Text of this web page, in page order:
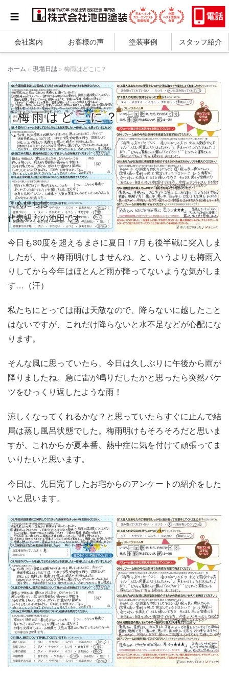
会社案内 お客様の声 塗装事例 スタッフ紹介
ホーム » 現場日誌 » 梅雨はどこに？
梅雨はどこに？
こんにちは
代表親方の池田です。
今日も30度を超えるまさに夏日！7月も後半戦に突入しま
したが、中々梅雨明けしませんね。と、いうよりも梅雨入
りしてから今年はほとんど雨が降ってないような気がしま
す…（汗）
私たちにとっては雨は天敵なので、降らないに越したこと
はないですが、これだけ降らないと水不足などが心配にな
ります。
そんな風に思っていたら、今日は久しぶりに午後から雨が
降りましたね。急に雷が鳴りだしたかと思ったら突然バケ
ツをひっくり返したような雨！
涼しくなってくれるかな？と思っていたらすぐに止んで結
局は蒸し風呂状態でした。梅雨明けもそろそろだと思いま
すが、これからが夏本番、熱中症に気を付けて頑張ってま
いりたいと思います。
今日は、先日完了したお宅からのアンケートの紹介をした
いと思います。